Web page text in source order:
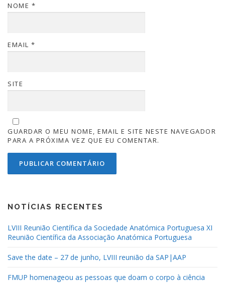
NOME *
EMAIL *
SITE
GUARDAR O MEU NOME, EMAIL E SITE NESTE NAVEGADOR
PARA A PRÓXIMA VEZ QUE EU COMENTAR.
NOTÍCIAS RECENTES
LVIII Reunião Científica da Sociedade Anatómica Portuguesa XI
Reunião Científica da Associação Anatómica Portuguesa
Save the date – 27 de junho, LVIII reunião da SAP|AAP
FMUP homenageou as pessoas que doam o corpo à ciência